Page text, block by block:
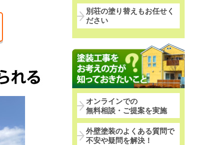
別荘の塗り替えもお任せく
ださい
オンラインでの
無料相談・ご提案を実施
外壁塗装のよくある質問で
不安や疑問を解決！